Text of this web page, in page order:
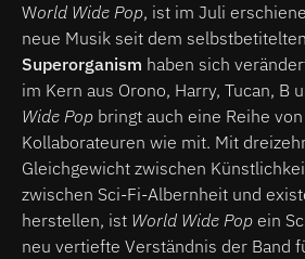
World Wide Pop, ist im Juli
neue Musik seit dem
Superorganism haben sich
im Kern aus Orono, Harry, Tucan, B
Wide Pop bringt auch eine Reihe
Kollaborateuren wie mit. Mit
Gleichgewicht zwischen
zwischen Sci-Fi-Albernheit und
herstellen, ist World Wide Pop ein
neu vertiefte Verständnis der Band